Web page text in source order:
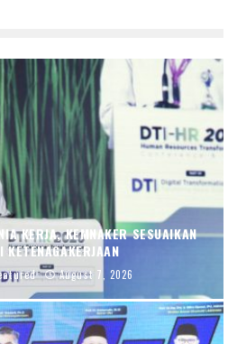
KERJA, KEMNAKER SESUAIKAN
KETENAGAKERJAAN
August 7, 2026